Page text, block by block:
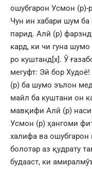
ошубгарон Усмон (р)-
Чун ин хабари шум ба
парид. Алӣ (р)
кард, ки чи гуна
ро куштанд[x]. Ў
мегуфт: Эй бор
(р) ба шумо эълон
майл ба куштани он
мавқифи Алӣ (р)
Усмон (р) ҳангоми
халифа ва
болотар аз қудрату
будааст, ки